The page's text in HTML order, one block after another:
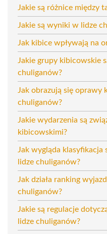
Jakie są różnice między
Jakie są wyniki w lidze
Jak kibice wpływają na
Jakie grupy kibicowskie
chuliganów?
Jak obrazują się oprawy
chuliganów?
Jakie wydarzenia są
kibicowskimi?
Jak wygląda
lidze chuliganów?
Jak działa ranking
chuliganów?
Jakie są regulacje
lidze chuliganów?